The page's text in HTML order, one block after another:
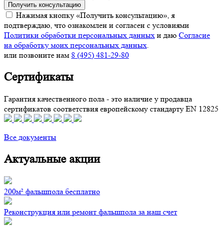
Получить консультацию
Нажимая кнопку «Получить консультацию», я
подтверждаю, что ознакомлен и согласен с условиями
Политики обработки персональных данных и даю Согласие
на обработку моих персональных данных.
или позвоните нам 8 (495) 481-29-80
Сертификаты
Гарантия качественного пола - это наличие у продавца
сертификатов соответствия европейскому стандарту EN 12825
Все документы
Актуальные акции
200м² фальшпола бесплатно
Реконструкция или ремонт фальшпола за наш счет